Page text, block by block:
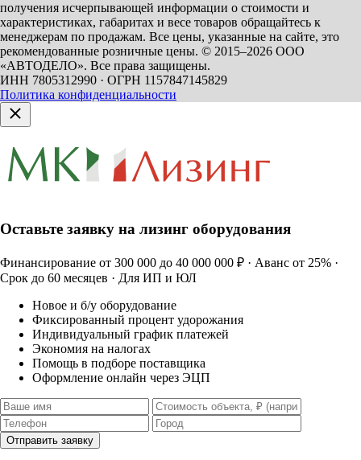
получения исчерпывающей информации о стоимости и
характеристиках, габаритах и весе товаров обращайтесь к
менеджерам по продажам. Все цены, указанные на сайте, это
рекомендованные розничные цены. © 2015–2026 ООО
«АВТОДЕЛО». Все права защищены.
ИНН 7805312990 · ОГРН 1157847145829
Политика конфиденциальности
Оставьте заявку на лизинг оборудования
Финансирование от 300 000 до 40 000 000 ₽ · Аванс от 25% ·
Срок до 60 месяцев · Для ИП и ЮЛ
Новое и б/у оборудование
Фиксированный процент удорожания
Индивидуальный график платежей
Экономия на налогах
Помощь в подборе поставщика
Оформление онлайн через ЭЦП
Отправить заявку